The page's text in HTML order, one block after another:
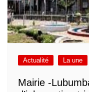
Actualité La une
Mairie -